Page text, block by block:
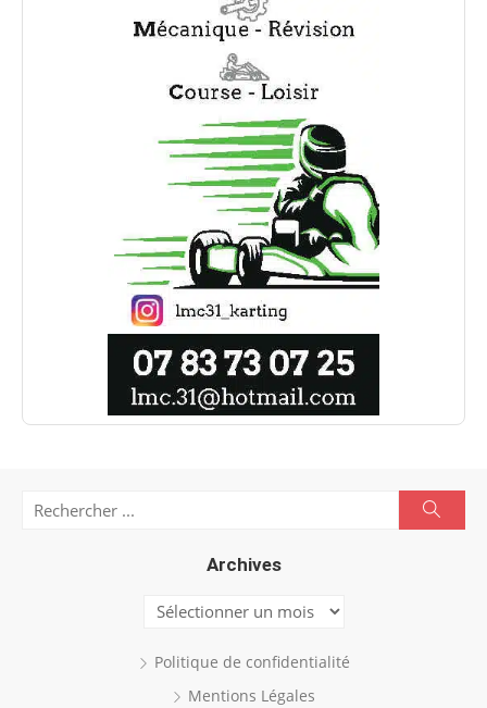
Archives
Archives
Politique de confidentialité
Mentions Légales